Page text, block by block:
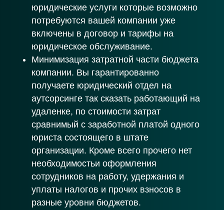
юридические услуги которые возможно
потребуются вашей компании уже
включены в договор и тарифы на
юридическое обслуживание.
Минимизация затратной части бюджета
компании. Вы гарантированно
получаете юридический отдел на
аутсорсинге так сказать работающий на
удаленке, по стоимости затрат
сравнимый с заработной платой одного
юриста состоящего в штате
организации. Кроме всего прочего нет
необходимостьи оформления
сотрудников на работу, удержания и
уплаты налогов и прочих взносов в
разные уровни бюджетов.